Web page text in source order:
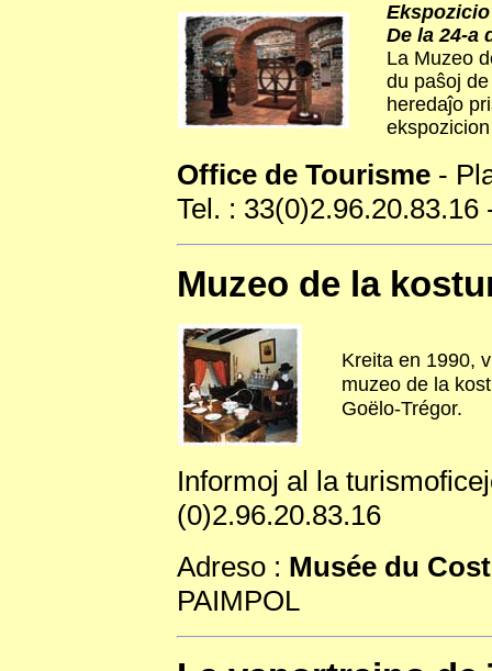
De la 24-a
La Muzeo
du paŝoj
heredaĵo
Office de Tourisme -
Tel. :
Muzeo de la
Kreita en 1990,
muzeo de la
Goëlo-Trégor.
Informoj al la
(0)2.96.20.83.16
Adreso : Musée du
PAIMPOL